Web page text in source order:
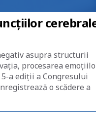
asupra structurii
procesarea
a ediții a Congresului
o scădere a